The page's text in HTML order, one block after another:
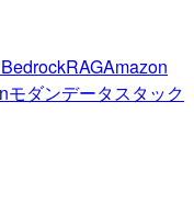
RAGAmazon
モダンデータスタック